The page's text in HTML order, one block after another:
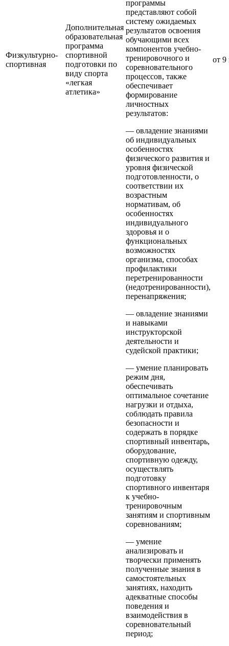
Физкультурно-
спортивная
Дополнительная
образовательная
программа
спортивной
подготовки по
виду спорта
«легкая
атлетика»
программы
представляют собой
систему ожидаемых
результатов освоения
обучающими всех
компонентов учебно-
тренировочного и
соревновательного
процессов, также
обеспечивает
формирование
личностных
результатов:
— овладение знаниями
об индивидуальных
особенностях
физического развития и
уровня физической
подготовленности, о
соответствии их
возрастным
нормативам, об
особенностях
индивидуального
здоровья и о
функциональных
возможностях
организма, способах
профилактики
перетренированности
(недотренированности),
перенапряжения;
— овладение знаниями
и навыками
инструкторской
деятельности и
судейской практики;
— умение планировать
режим дня,
обеспечивать
оптимальное сочетание
нагрузки и отдыха,
соблюдать правила
безопасности и
содержать в порядке
спортивный инвентарь,
оборудование,
спортивную одежду,
осуществлять
подготовку
спортивного инвентаря
к учебно-
тренировочным
занятиям и спортивным
соревнованиям;
— умение
анализировать и
творчески применять
полученные знания в
самостоятельных
занятиях, находить
адекватные способы
поведения и
взаимодействия в
соревновательный
период;
от 9